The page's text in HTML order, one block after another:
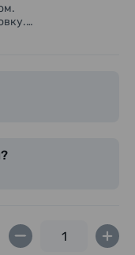
хронических